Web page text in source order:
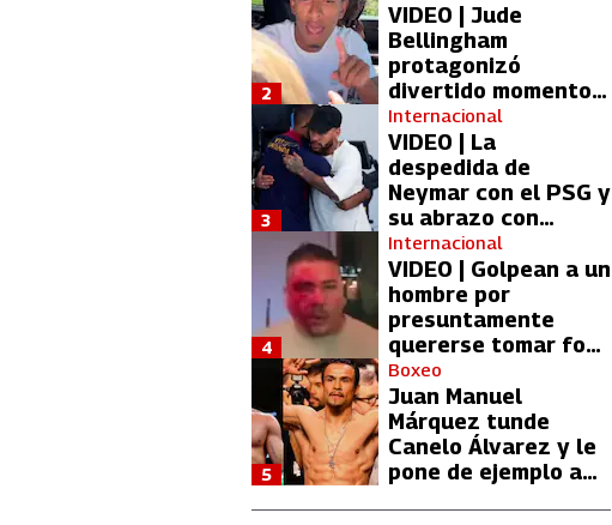
VIDEO | Jude
Bellingham
protagonizó
divertido momento
con aficionada del
Real Madrid
2
Internacional
VIDEO | La
despedida de
Neymar con el PSG y
su abrazo con
Kylian Mbappé
3
Internacional
VIDEO | Golpean a un
hombre por
presuntamente
quererse tomar foto
con Lionel Messi
4
Boxeo
Juan Manuel
Márquez tunde
Canelo Álvarez y le
pone de ejemplo a
5